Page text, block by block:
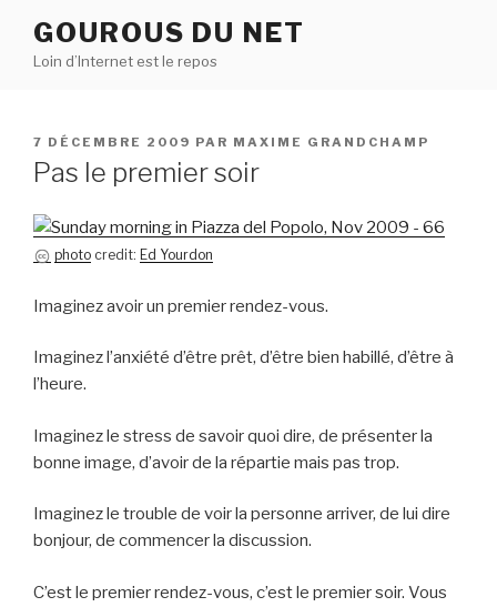
contenu
GOUROUS DU NET
Loin d’Internet est le repos
PUBLIÉ
LE
7 DÉCEMBRE 2009 PAR MAXIME GRANDCHAMP
Pas le premier soir
photo credit: Ed Yourdon
Imaginez avoir un premier rendez-vous.
Imaginez l’anxiété d’être prêt, d’être bien habillé, d’être à
l’heure.
Imaginez le stress de savoir quoi dire, de présenter la
bonne image, d’avoir de la répartie mais pas trop.
Imaginez le trouble de voir la personne arriver, de lui dire
bonjour, de commencer la discussion.
C’est le premier rendez-vous, c’est le premier soir. Vous